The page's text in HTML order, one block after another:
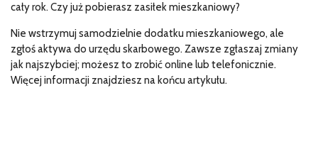
cały rok. Czy już pobierasz zasiłek mieszkaniowy?
Nie wstrzymuj samodzielnie dodatku mieszkaniowego, ale
zgłoś aktywa do urzędu skarbowego. Zawsze zgłaszaj zmiany
jak najszybciej; możesz to zrobić online lub telefonicznie.
Więcej informacji znajdziesz na końcu artykułu.